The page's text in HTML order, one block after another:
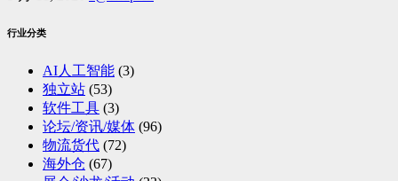
行业分类
AI人工智能 (3)
独立站 (53)
软件工具 (3)
论坛/资讯/媒体 (96)
物流货代 (72)
海外仓 (67)